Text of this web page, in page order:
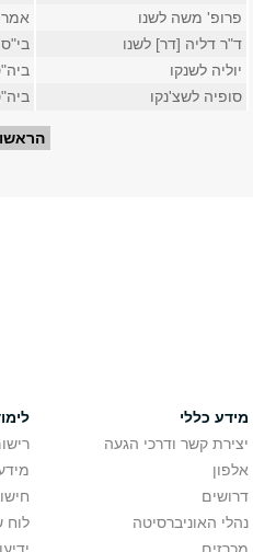
פרופ' משה לשנו
ד"ר דליה [דר] לשנו
יוליה לשנקו
סופיה לשצ'נקו
מידע כללי
יצירת קשר ודרכי הגעה
אלפון
דרושים
נהלי האוניברסיטה
מכרזים
לוח